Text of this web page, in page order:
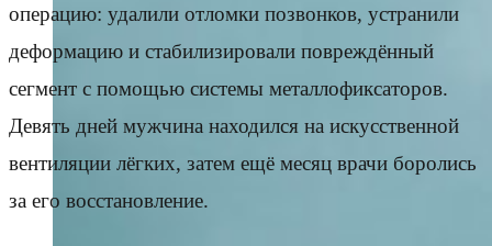
операцию: удалили отломки позвонков, устранили
деформацию и стабилизировали повреждённый
сегмент с помощью системы металлофиксаторов.
Девять дней мужчина находился на искусственной
вентиляции лёгких, затем ещё месяц врачи боролись
за его восстановление.